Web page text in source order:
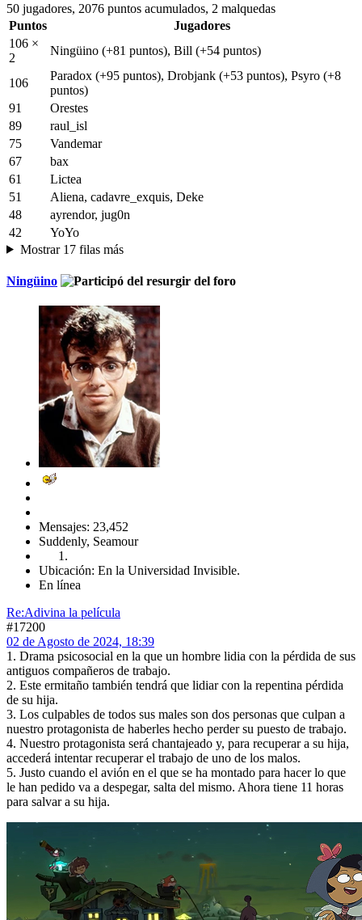
50 jugadores, 2076 puntos acumulados, 2 malquedas
Puntos
Jugadores
106 ×
2
Ningüino (+81 puntos), Bill (+54 puntos)
106
Paradox (+95 puntos), Drobjank (+53 puntos), Psyro (+8
puntos)
91
Orestes
89
raul_isl
75
Vandemar
67
bax
61
Lictea
51
Aliena, cadavre_exquis, Deke
48
ayrendor, jug0n
42
YoYo
Mostrar 17 filas más
Ningüino
Mensajes: 23,452
Suddenly, Seamour
Ubicación: En la Universidad Invisible.
En línea
Re:Adivina la película
#17200
02 de Agosto de 2024, 18:39
1. Drama psicosocial en la que un hombre lidia con la pérdida de sus
antiguos compañeros de trabajo.
2. Este ermitaño también tendrá que lidiar con la repentina pérdida
de su hija.
3. Los culpables de todos sus males son dos personas que culpan a
nuestro protagonista de haberles hecho perder su puesto de trabajo.
4. Nuestro protagonista será chantajeado y, para recuperar a su hija,
accederá intentar recuperar el trabajo de uno de los malos.
5. Justo cuando el avión en el que se ha montado para hacer lo que
le han pedido va a despegar, salta del mismo. Ahora tiene 11 horas
para salvar a su hija.